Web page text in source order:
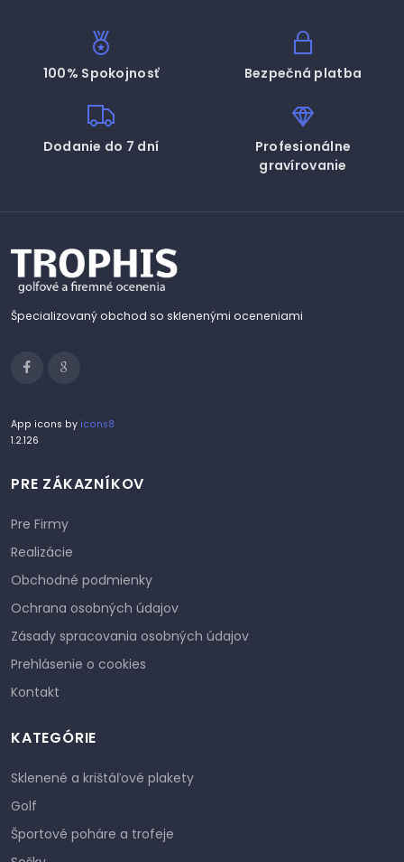
100% Spokojnosť Bezpečná platba
Dodanie do 7 dní
Profesionálne
gravírovanie
Špecializovaný obchod so sklenenými oceneniami
App icons by icons8
1.2.126
PRE ZÁKAZNÍKOV
Pre Firmy
Realizácie
Obchodné podmienky
Ochrana osobných údajov
Zásady spracovania osobných údajov
Prehlásenie o cookies
Kontakt
KATEGÓRIE
Sklenené a krištáľové plakety
Golf
Športové poháre a trofeje